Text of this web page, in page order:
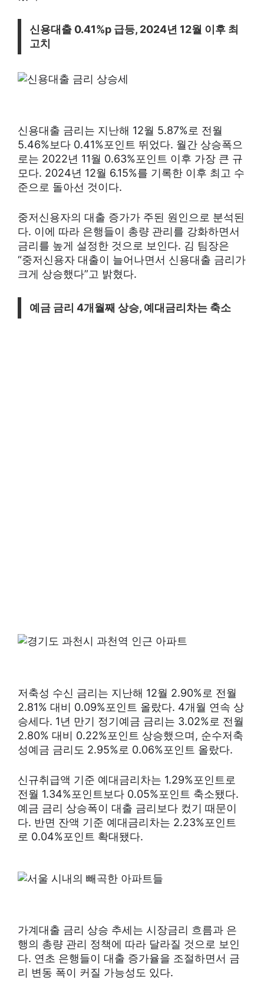
신용대출 0.41%p 급등, 2024년 12월 이후 최
고치
신용대출 금리는 지난해 12월 5.87%로 전월
5.46%보다 0.41%포인트 뛰었다. 월간 상승폭으
로는 2022년 11월 0.63%포인트 이후 가장 큰 규
모다. 2024년 12월 6.15%를 기록한 이후 최고 수
준으로 돌아선 것이다.
중저신용자의 대출 증가가 주된 원인으로 분석된
다. 이에 따라 은행들이 총량 관리를 강화하면서
금리를 높게 설정한 것으로 보인다. 김 팀장은
“중저신용자 대출이 늘어나면서 신용대출 금리가
크게 상승했다”고 밝혔다.
예금 금리 4개월째 상승, 예대금리차는 축소
저축성 수신 금리는 지난해 12월 2.90%로 전월
2.81% 대비 0.09%포인트 올랐다. 4개월 연속 상
승세다. 1년 만기 정기예금 금리는 3.02%로 전월
2.80% 대비 0.22%포인트 상승했으며, 순수저축
성예금 금리도 2.95%로 0.06%포인트 올랐다.
신규취급액 기준 예대금리차는 1.29%포인트로
전월 1.34%포인트보다 0.05%포인트 축소됐다.
예금 금리 상승폭이 대출 금리보다 컸기 때문이
다. 반면 잔액 기준 예대금리차는 2.23%포인트
로 0.04%포인트 확대됐다.
가계대출 금리 상승 추세는 시장금리 흐름과 은
행의 총량 관리 정책에 따라 달라질 것으로 보인
다. 연초 은행들이 대출 증가율을 조절하면서 금
리 변동 폭이 커질 가능성도 있다.